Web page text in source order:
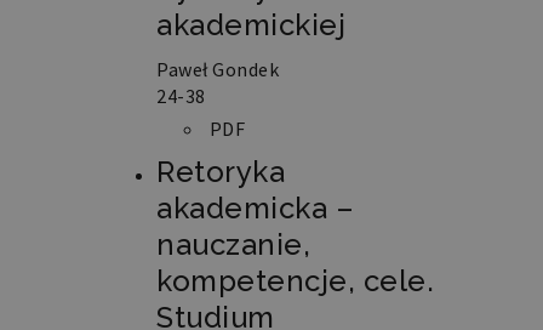
akademickiej
Paweł Gondek
24-38
PDF
Retoryka
akademicka –
nauczanie,
kompetencje, cele.
Studium